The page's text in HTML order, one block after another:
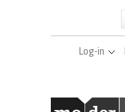
Log-in